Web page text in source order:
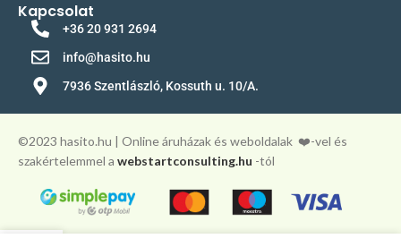
Kapcsolat
+36 20 931 2694
info@hasito.hu
7936 Szentlászló, Kossuth u. 10/A.
©️2023 hasito.hu | Online áruházak és weboldalak ❤️-vel és
szakértelemmel a webstartconsulting.hu -tól